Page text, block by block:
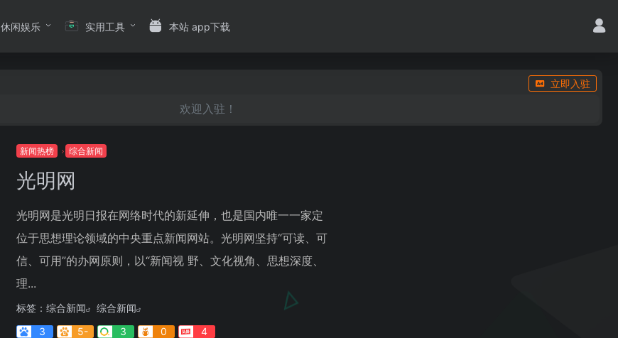
休闲娱乐 实用工具 本站 app下载
立即入驻
欢迎入驻！
新闻热榜 综合新闻
光明网
光明网是光明日报在网络时代的新延伸，也是国内唯一一家定
位于思想理论领域的中央重点新闻网站。光明网坚持“可读、可
信、可用”的办网原则，以“新闻视 野、文化视角、思想深度、
理...
标签： 综合新闻
综合新闻
3
5- 3 0 4